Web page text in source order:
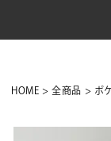
HOME 全商品 ポ